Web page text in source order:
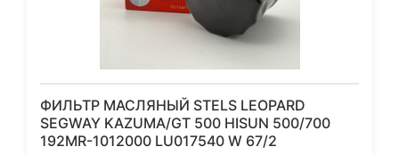
ФИЛЬТР МАСЛЯНЫЙ STELS LEOPARD
SEGWAY KAZUMA/GT 500 HISUN 500/700
192MR-1012000 LU017540 W 67/2